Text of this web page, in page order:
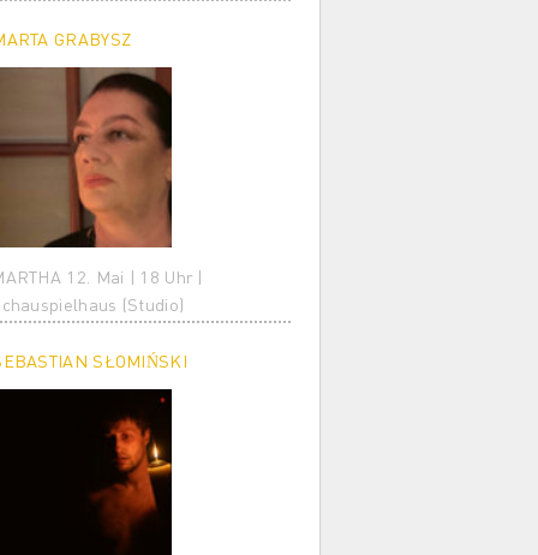
GRABYSZ
12. Mai | 18 Uhr |
(Studio)
SŁOMIŃSKI